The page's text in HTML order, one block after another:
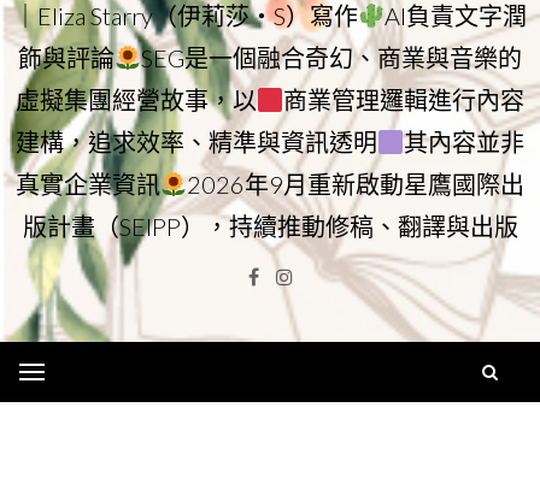
｜Eliza Starry（伊莉莎・S）寫作
AI負責文字潤
飾與評論
SEG是一個融合奇幻、商業與音樂的
虛擬集團經營故事，以
商業管理邏輯進行內容
建構，追求效率、精準與資訊透明
其內容並非
真實企業資訊
2026年9月重新啟動星鷹國際出
版計畫（SEIPP），持續推動修稿、翻譯與出版
Facebook
Instagram